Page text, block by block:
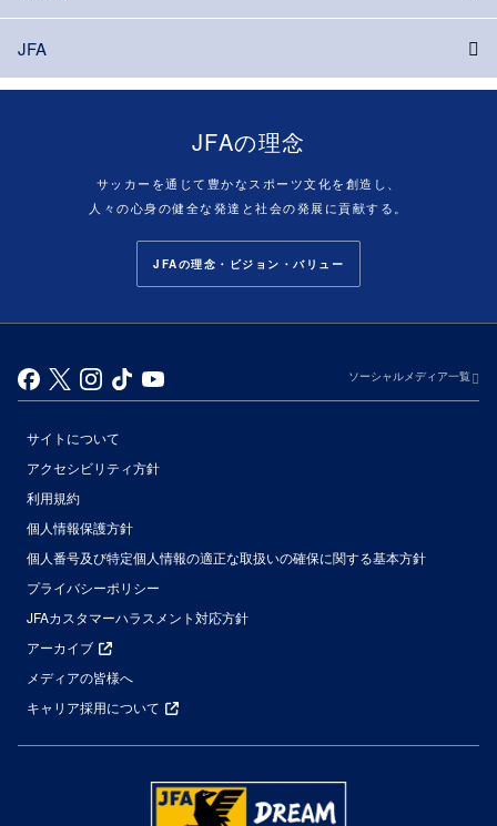
JFA
JFAの理念
サッカーを通じて豊かなスポーツ文化を創造し、
人々の心身の健全な発達と社会の発展に貢献する。
JFAの理念・ビジョン・バリュー
ソーシャルメディア一覧
サイトについて
アクセシビリティ方針
利用規約
個人情報保護方針
個人番号及び特定個人情報の適正な取扱いの確保に関する基本方針
プライバシーポリシー
JFAカスタマーハラスメント対応方針
アーカイブ
メディアの皆様へ
キャリア採用について